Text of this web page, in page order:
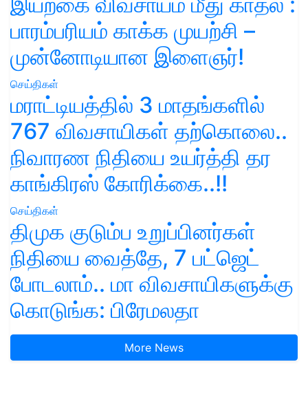
பாரம்பரியம் காக்க முயற்சி –
முன்னோடியான இளைஞர்!
செய்திகள்
மராட்டியத்தில் 3 மாதங்களில்
767 விவசாயிகள் தற்கொலை..
நிவாரண நிதியை உயர்த்தி தர
காங்கிரஸ் கோரிக்கை..!!
செய்திகள்
திமுக குடும்ப உறுப்பினர்கள்
நிதியை வைத்தே, 7 பட்ஜெட்
போடலாம்.. மா விவசாயிகளுக்கு
கொடுங்க: பிரேமலதா
More News